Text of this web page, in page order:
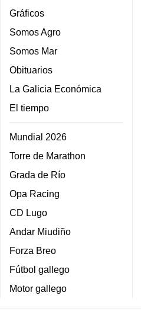
Gráficos
Somos Agro
Somos Mar
Obituarios
La Galicia Económica
El tiempo
Mundial 2026
Torre de Marathon
Grada de Río
Opa Racing
CD Lugo
Andar Miudiño
Forza Breo
Fútbol gallego
Motor gallego